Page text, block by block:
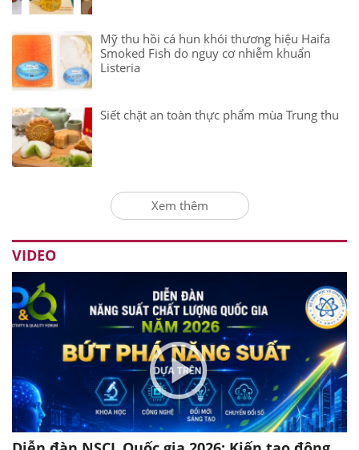
Mỹ thu hồi cá hun khói thương hiệu Haifa
Smoked Fish do nguy cơ nhiễm khuẩn
Listeria
Siết chặt an toàn thực phẩm mùa Trung thu
Xem thêm
VIDEO